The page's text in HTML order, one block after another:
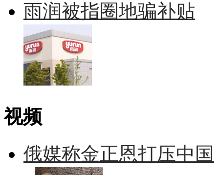
雨润被指圈地骗补贴
视频
俄媒称金正恩打压中国